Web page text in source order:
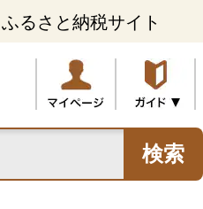
るさと納税サイト
検索